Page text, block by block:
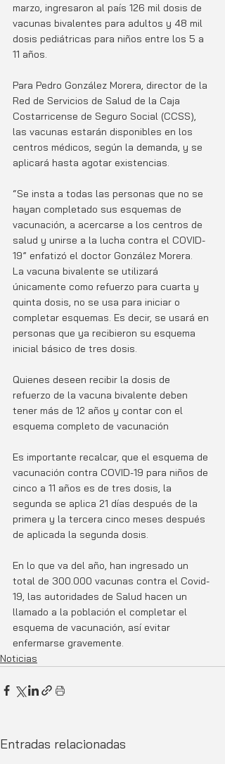
marzo, ingresaron al país 126 mil dosis de
vacunas bivalentes para adultos y 48 mil
dosis pediátricas para niños entre los 5 a
11 años.
Para Pedro González Morera, director de la
Red de Servicios de Salud de la Caja
Costarricense de Seguro Social (CCSS),
las vacunas estarán disponibles en los
centros médicos, según la demanda, y se
aplicará hasta agotar existencias.
“Se insta a todas las personas que no se
hayan completado sus esquemas de
vacunación, a acercarse a los centros de
salud y unirse a la lucha contra el COVID-
19” enfatizó el doctor González Morera.
La vacuna bivalente se utilizará
únicamente como refuerzo para cuarta y
quinta dosis, no se usa para iniciar o
completar esquemas. Es decir, se usará en
personas que ya recibieron su esquema
inicial básico de tres dosis.
Quienes deseen recibir la dosis de
refuerzo de la vacuna bivalente deben
tener más de 12 años y contar con el
esquema completo de vacunación
Es importante recalcar, que el esquema de
vacunación contra COVID-19 para niños de
cinco a 11 años es de tres dosis, la
segunda se aplica 21 días después de la
primera y la tercera cinco meses después
de aplicada la segunda dosis.
En lo que va del año, han ingresado un
total de 300.000 vacunas contra el Covid-
19, las autoridades de Salud hacen un
llamado a la población el completar el
esquema de vacunación, así evitar
enfermarse gravemente.
Noticias
Entradas relacionadas